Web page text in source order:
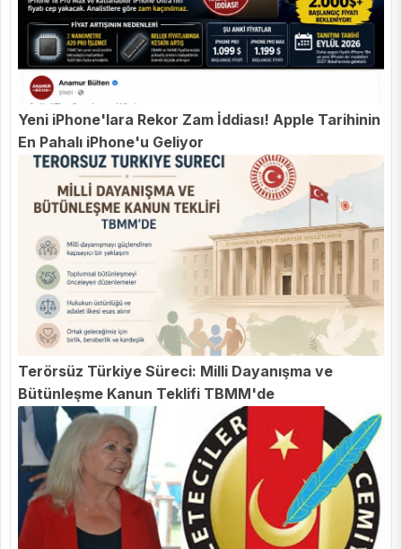
Yeni iPhone'lara Rekor Zam İddiası! Apple Tarihinin
En Pahalı iPhone'u Geliyor
Terörsüz Türkiye Süreci: Milli Dayanışma ve
Bütünleşme Kanun Teklifi TBMM'de